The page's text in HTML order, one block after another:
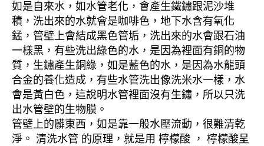
如是自來水，如水管老化，會產生鐵鏽跟泥沙堆
積，洗出來的水就會是咖啡色，地下水含有氧化
錳，管壁上會結成黑色管垢，洗出來的水會跟石油
一樣黑，有些洗出綠色的水，是因為裡面有銅的物
質，生鏽產生銅綠，如是藍色的水，是因為水龍頭
合金的養化造成，有些水管洗出像洗米水一樣，水
會是黃白色，這說明水管裡面沒有生鏽，所以只洗
出水管壁的生物膜。
管壁上的髒東西，如是靠一般水壓流動，很難清乾
淨。 清洗水管 的原理，就是用 檸檬酸 ， 檸檬酸呈